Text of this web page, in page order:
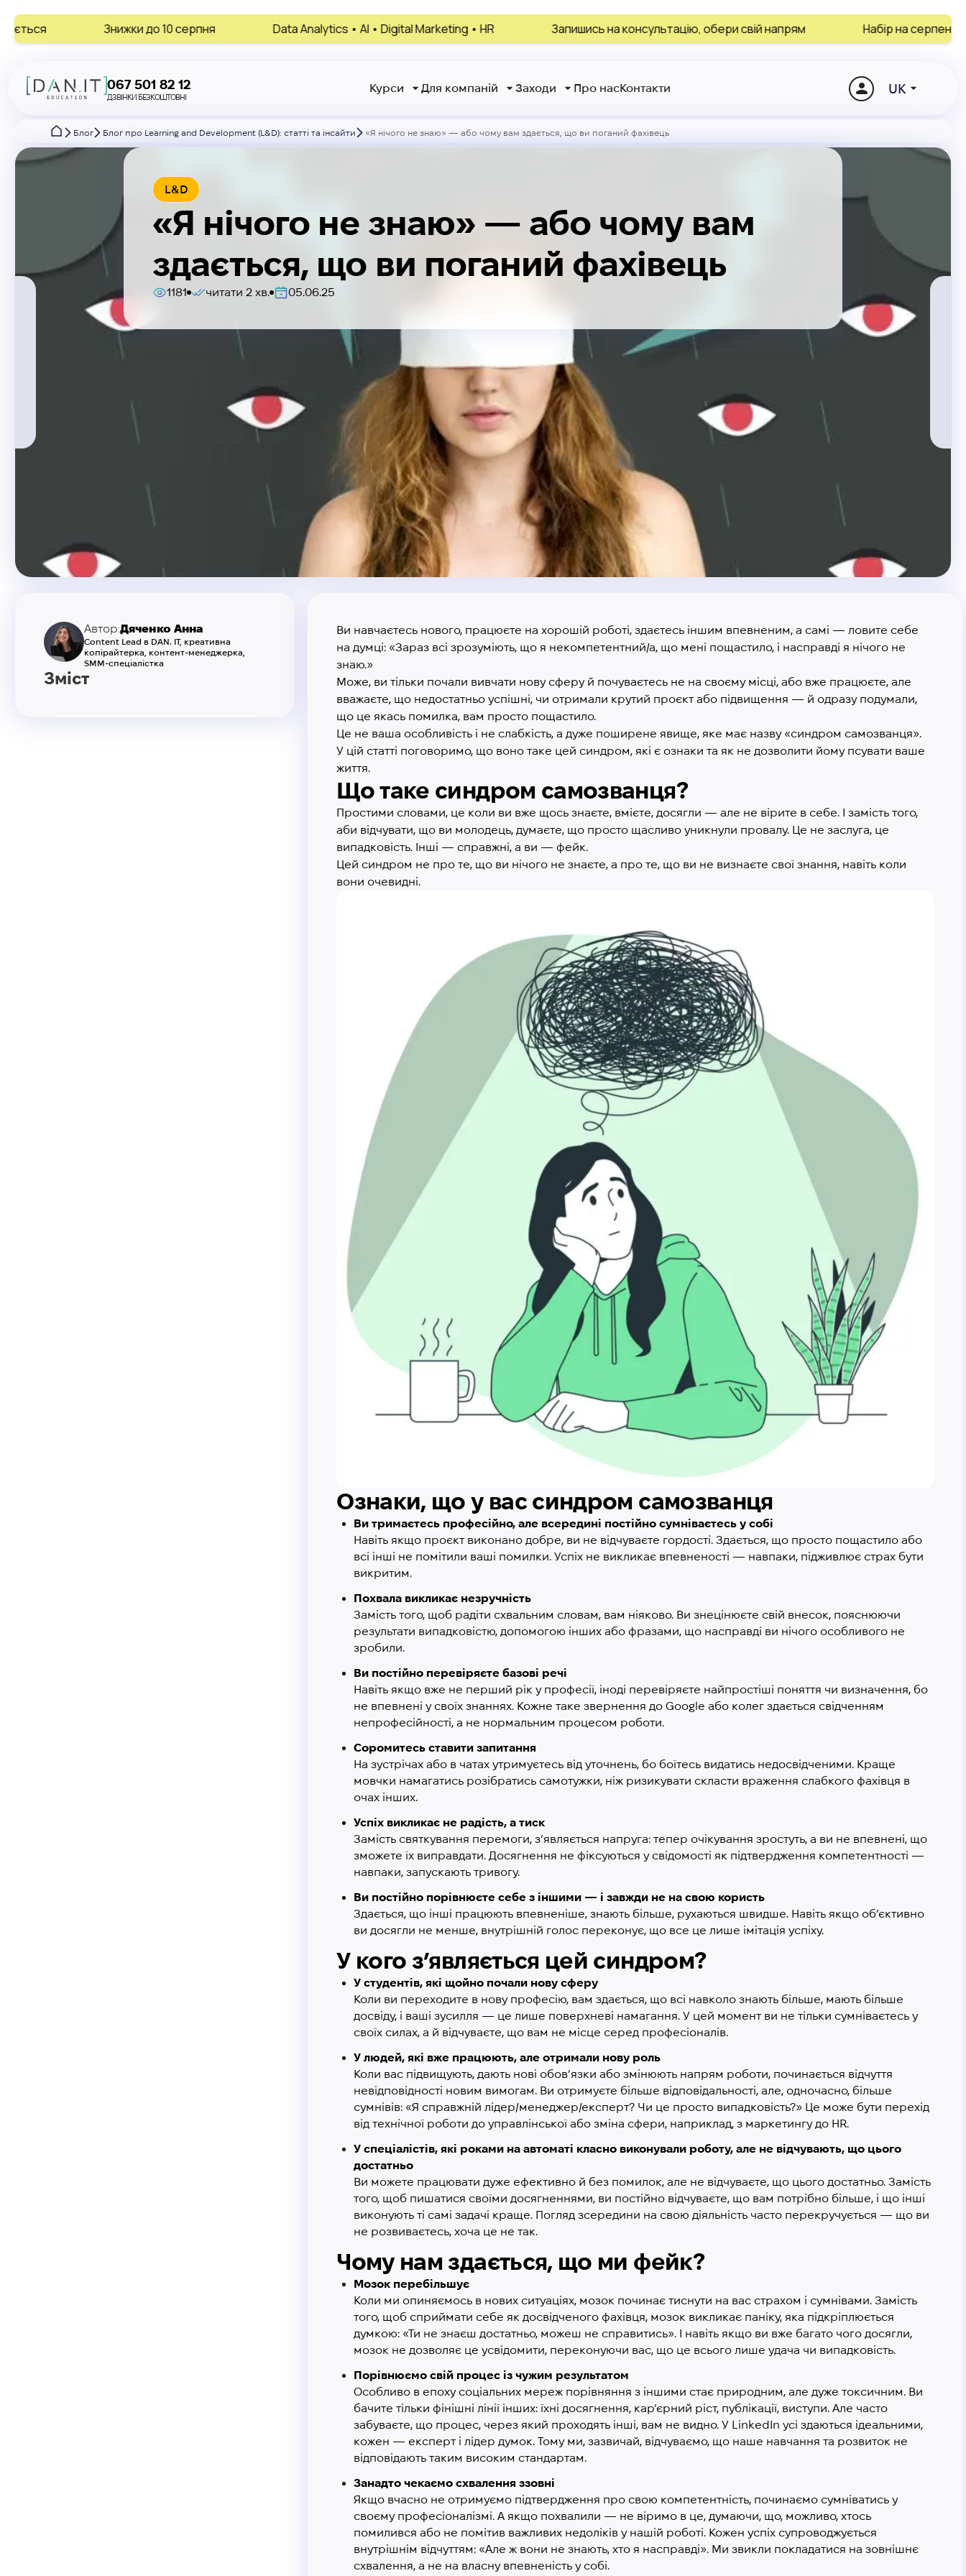
Знижки до 10 серпня Data Analytics • AI • Digital Marketing • HR Запишись на консультацію, обери свій напрям Набір на серпень і вересень
067 501 82 12
ДЗВІНКИ БЕЗКОШТОВНІ
Курси Для компаній Заходи Про насКонтакти UK
Блог Блог про Learning and Development (L&D): статті та інсайти «‎Я нічого не знаю» — або чому вам здається, що ви поганий фахівець
L&D
«‎Я нічого не знаю» — або чому вам
здається, що ви поганий фахівець
1181 читати 2 хв. 05.06.25
Автор:Дяченко Анна
Content Lead в DAN. IT, креативна
копірайтерка, контент-менеджерка,
SMM-спеціалістка
Зміст
Ви навчаєтесь нового, працюєте на хорошій роботі, здаєтесь іншим впевненим, а самі — ловите себе
на думці: «Зараз всі зрозуміють, що я некомпетентний/а, що мені пощастило, і насправді я нічого не
знаю.»
Може, ви тільки почали вивчати нову сферу й почуваєтесь не на своєму місці, або вже працюєте, але
вважаєте, що недостатньо успішні, чи отримали крутий проєкт або підвищення — й одразу подумали,
що це якась помилка, вам просто пощастило.
Це не ваша особливість і не слабкість, а дуже поширене явище, яке має назву «‎синдром самозванця».
У цій статті поговоримо, що воно таке цей синдром, які є ознаки та як не дозволити йому псувати ваше
життя.
Що таке синдром самозванця?
Простими словами, це коли ви вже щось знаєте, вмієте, досягли — але не вірите в себе. І замість того,
аби відчувати, що ви молодець, думаєте, що просто щасливо уникнули провалу. Це не заслуга, це
випадковість. Інші — справжні, а ви — фейк.
Цей синдром не про те, що ви нічого не знаєте, а про те, що ви не визнаєте свої знання, навіть коли
вони очевидні.
Ознаки, що у вас синдром самозванця
Ви тримаєтесь професійно, але всередині постійно сумніваєтесь у собі
Навіть якщо проєкт виконано добре, ви не відчуваєте гордості. Здається, що просто пощастило або
всі інші не помітили ваші помилки. Успіх не викликає впевненості — навпаки, підживлює страх бути
викритим.
Похвала викликає незручність
Замість того, щоб радіти схвальним словам, вам ніяково. Ви знецінюєте свій внесок, пояснюючи
результати випадковістю, допомогою інших або фразами, що насправді ви нічого особливого не
зробили.
Ви постійно перевіряєте базові речі
Навіть якщо вже не перший рік у професії, іноді перевіряєте найпростіші поняття чи визначення, бо
не впевнені у своїх знаннях. Кожне таке звернення до Google або колег здається свідченням
непрофесійності, а не нормальним процесом роботи.
Соромитесь ставити запитання
На зустрічах або в чатах утримуєтесь від уточнень, бо боїтесь видатись недосвідченими. Краще
мовчки намагатись розібратись самотужки, ніж ризикувати скласти враження слабкого фахівця в
очах інших.
Успіх викликає не радість, а тиск
Замість святкування перемоги, з’являється напруга: тепер очікування зростуть, а ви не впевнені, що
зможете їх виправдати. Досягнення не фіксуються у свідомості як підтвердження компетентності —
навпаки, запускають тривогу.
Ви постійно порівнюєте себе з іншими — і завжди не на свою користь
Здається, що інші працюють впевненіше, знають більше, рухаються швидше. Навіть якщо об’єктивно
ви досягли не менше, внутрішній голос переконує, що все це лише імітація успіху.
У кого з’являється цей синдром?
У студентів, які щойно почали нову сферу
Коли ви переходите в нову професію, вам здається, що всі навколо знають більше, мають більше
досвіду, і ваші зусилля — це лише поверхневі намагання. У цей момент ви не тільки сумніваєтесь у
своїх силах, а й відчуваєте, що вам не місце серед професіоналів.
У людей, які вже працюють, але отримали нову роль
Коли вас підвищують, дають нові обов’язки або змінюють напрям роботи, починається відчуття
невідповідності новим вимогам. Ви отримуєте більше відповідальності, але, одночасно, більше
сумнівів: «Я справжній лідер/менеджер/експерт? Чи це просто випадковість?» Це може бути перехід
від технічної роботи до управлінської або зміна сфери, наприклад, з маркетингу до HR.
У спеціалістів, які роками на автоматі класно виконували роботу, але не відчувають, що цього
достатньо
Ви можете працювати дуже ефективно й без помилок, але не відчуваєте, що цього достатньо. Замість
того, щоб пишатися своїми досягненнями, ви постійно відчуваєте, що вам потрібно більше, і що інші
виконують ті самі задачі краще. Погляд зсередини на свою діяльність часто перекручується — що ви
не розвиваєтесь, хоча це не так.
Чому нам здається, що ми фейк?
Мозок перебільшує
Коли ми опиняємось в нових ситуаціях, мозок починає тиснути на вас страхом і сумнівами. Замість
того, щоб сприймати себе як досвідченого фахівця, мозок викликає паніку, яка підкріплюється
думкою: «Ти не знаєш достатньо, можеш не справитись». І навіть якщо ви вже багато чого досягли,
мозок не дозволяє це усвідомити, переконуючи вас, що це всього лише удача чи випадковість.
Порівнюємо свій процес із чужим результатом
Особливо в епоху соціальних мереж порівняння з іншими стає природним, але дуже токсичним. Ви
бачите тільки фінішні лінії інших: їхні досягнення, кар’єрний ріст, публікації, виступи. Але часто
забуваєте, що процес, через який проходять інші, вам не видно. У LinkedIn усі здаються ідеальними,
кожен — експерт і лідер думок. Тому ми, зазвичай, відчуваємо, що наше навчання та розвиток не
відповідають таким високим стандартам.
Занадто чекаємо схвалення ззовні
Якщо вчасно не отримуємо підтвердження про свою компетентність, починаємо сумніватись у
своєму професіоналізмі. А якщо похвалили — не віримо в це, думаючи, що, можливо, хтось
помилився або не помітив важливих недоліків у нашій роботі. Кожен успіх супроводжується
внутрішнім відчуттям: «Але ж вони не знають, хто я насправді». Ми звикли покладатися на зовнішнє
схвалення, а не на власну впевненість у собі.